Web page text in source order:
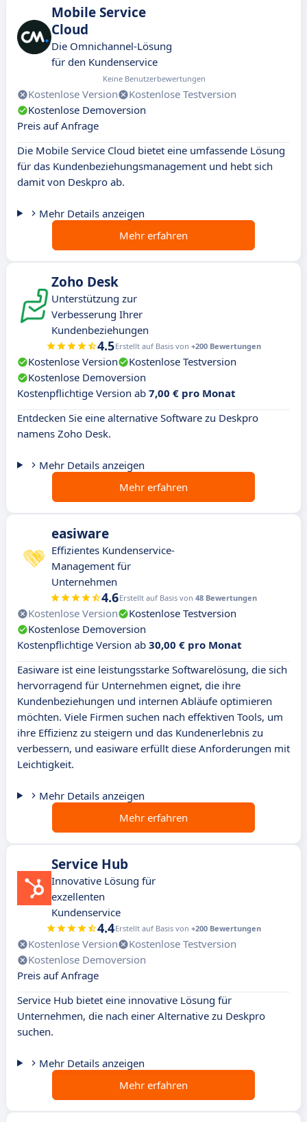
Mobile Service
Cloud
Die Omnichannel-Lösung
für den Kundenservice
Keine Benutzerbewertungen
Kostenlose Version
Kostenlose Testversion
Kostenlose Demoversion
Preis auf Anfrage
Die Mobile Service Cloud bietet eine umfassende Lösung
für das Kundenbeziehungsmanagement und hebt sich
damit von Deskpro ab.
Mehr Details anzeigen
Mehr erfahren
Zoho Desk
Unterstützung zur
Verbesserung Ihrer
Kundenbeziehungen
4.5Erstellt auf Basis von +200 Bewertungen
Kostenlose Version
Kostenlose Testversion
Kostenlose Demoversion
Kostenpflichtige Version ab 7,00 € pro Monat
Entdecken Sie eine alternative Software zu Deskpro
namens Zoho Desk.
Mehr Details anzeigen
Mehr erfahren
easiware
Effizientes Kundenservice-
Management für
Unternehmen
4.6Erstellt auf Basis von 48 Bewertungen
Kostenlose Version
Kostenlose Testversion
Kostenlose Demoversion
Kostenpflichtige Version ab 30,00 € pro Monat
Easiware ist eine leistungsstarke Softwarelösung, die sich
hervorragend für Unternehmen eignet, die ihre
Kundenbeziehungen und internen Abläufe optimieren
möchten. Viele Firmen suchen nach effektiven Tools, um
ihre Effizienz zu steigern und das Kundenerlebnis zu
verbessern, und easiware erfüllt diese Anforderungen mit
Leichtigkeit.
Mehr Details anzeigen
Mehr erfahren
Service Hub
Innovative Lösung für
exzellenten
Kundenservice
4.4Erstellt auf Basis von +200 Bewertungen
Kostenlose Version
Kostenlose Testversion
Kostenlose Demoversion
Preis auf Anfrage
Service Hub bietet eine innovative Lösung für
Unternehmen, die nach einer Alternative zu Deskpro
suchen.
Mehr Details anzeigen
Mehr erfahren